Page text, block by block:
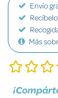
Envío
Más